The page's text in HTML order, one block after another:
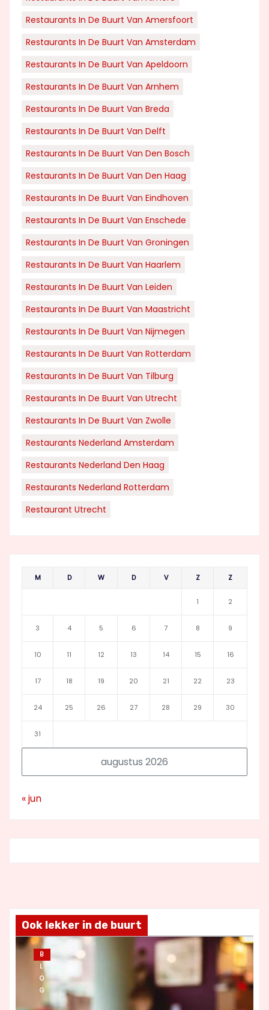
Restaurants In De Buurt Van Amersfoort
Restaurants In De Buurt Van Amsterdam
Restaurants In De Buurt Van Apeldoorn
Restaurants In De Buurt Van Arnhem
Restaurants In De Buurt Van Breda
Restaurants In De Buurt Van Delft
Restaurants In De Buurt Van Den Bosch
Restaurants In De Buurt Van Den Haag
Restaurants In De Buurt Van Eindhoven
Restaurants In De Buurt Van Enschede
Restaurants In De Buurt Van Groningen
Restaurants In De Buurt Van Haarlem
Restaurants In De Buurt Van Leiden
Restaurants In De Buurt Van Maastricht
Restaurants In De Buurt Van Nijmegen
Restaurants In De Buurt Van Rotterdam
Restaurants In De Buurt Van Tilburg
Restaurants In De Buurt Van Utrecht
Restaurants In De Buurt Van Zwolle
Restaurants Nederland Amsterdam
Restaurants Nederland Den Haag
Restaurants Nederland Rotterdam
Restaurant Utrecht
augustus 2026
M D W D V Z Z
1 2
3 4 5 6 7 8 9
10 11 12 13 14 15 16
17 18 19 20 21 22 23
24 25 26 27 28 29 30
31
« jun
Ook lekker in de buurt
B
L
O
G